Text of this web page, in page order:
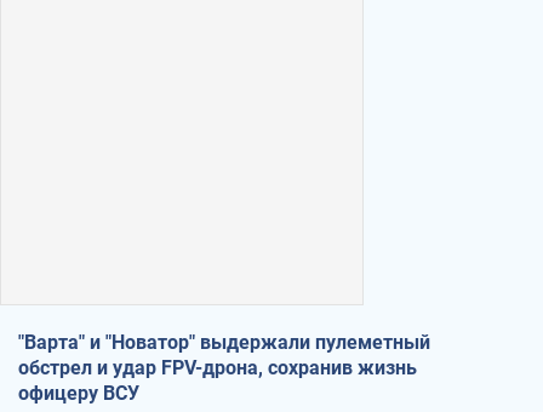
"Варта" и "Новатор" выдержали пулеметный
обстрел и удар FPV-дрона, сохранив жизнь
офицеру ВСУ